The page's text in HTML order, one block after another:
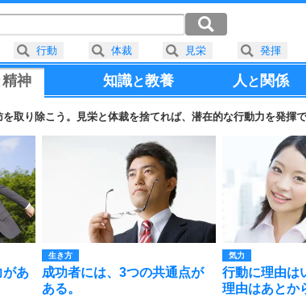
精神 知識と教養 人と 関係
取り除こう。見栄と体裁を捨てれば、潜在的な行動力を発揮で
があ
生き方
成功者には、3つの共通点が
ある。
気力
行動に理由は
理由はあとか
行動 体裁 見栄 発揮